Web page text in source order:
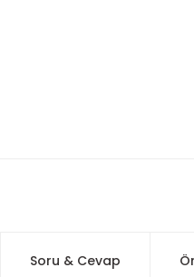
Soru & Cevap